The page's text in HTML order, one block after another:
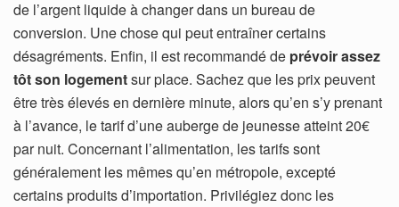
de l’argent liquide à changer dans un bureau de
conversion. Une chose qui peut entraîner certains
désagréments. Enfin, il est recommandé de prévoir assez
tôt son logementsur place. Sachez que les prix peuvent
être très élevés en dernière minute, alors qu’en s’y prenant
à l’avance, le tarif d’une auberge de jeunesse atteint 20€
par nuit. Concernant l’alimentation, les tarifs sont
généralement les mêmes qu’en métropole, excepté
certains produits d’importation. Privilégiez donc les